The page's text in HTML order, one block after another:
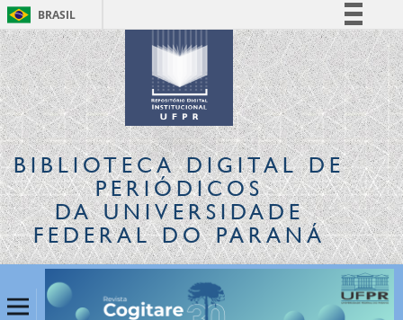
BRASIL
Simplifique!
Comunica BR
Participe
Acesso à informação
Legislação
Canais
BIBLIOTECA DIGITALDE
PERIÓDICOS
DA UNIVERSIDADE
FEDERAL DO PARANÁ